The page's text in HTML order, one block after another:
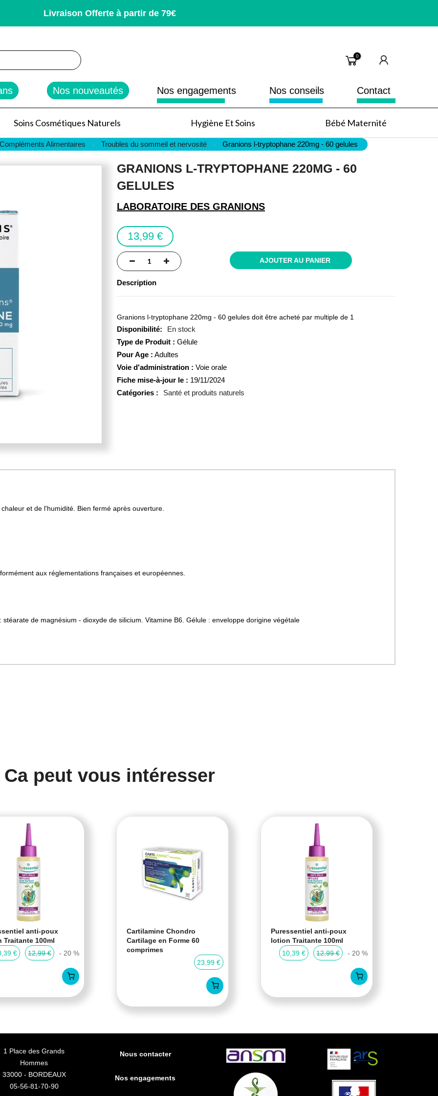
Livraison Offerte à partir de 79€
0
Nos nouveautés Nos engagements Nos conseils Contact
Soins Cosmétiques Naturels Hygiène Et Soins Bébé Maternité
Alimentaires Troubles du sommeil et nervosité Granions l-tryptophane 220mg - 60 gelules
GRANIONS L-TRYPTOPHANE 220MG - 60
GELULES
LABORATOIRE DES GRANIONS
13,99 €
AJOUTER AU PANIER
Description
Granions l-tryptophane 220mg - 60 gelules doit être acheté par multiple de 1
En stock
Type de Produit : Gélule
Pour Age : Adultes
Voie d'administration : Voie orale
Fiche mise-à-jour le : 19/11/2024
Catégories :
Santé et produits naturels
et de l'humidité. Bien fermé après ouverture.
aux réglementations françaises et européennes.
de magnésium - dioxyde de silicium. Vitamine B6. Gélule : enveloppe dorigine végétale
Ca peut vous intéresser
anti-poux
Traitante 100ml
€
12,99 € - 20 %
Cartilamine Chondro
Cartilage en Forme 60
comprimes
23,99 €
Puressentiel anti-poux
lotion Traitante 100ml
10,39 €
12,99 € - 20 %
1 Place des Grands
Hommes
33000 - BORDEAUX
05-56-81-70-90
Nous contacter
Nos engagements